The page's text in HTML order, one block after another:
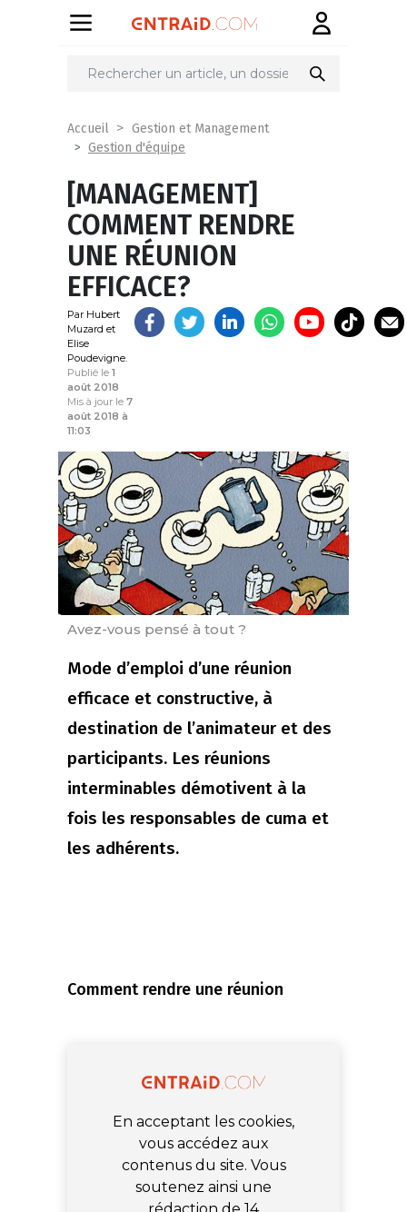
Partager
Accueil
Gestion et Management
Gestion d'équipe
[MANAGEMENT]
COMMENT RENDRE
UNE RÉUNION
EFFICACE?
Par Hubert
Muzard et
Elise
Poudevigne.
Publié le 1
août 2018
Mis à jour le 7
août 2018 à
11:03
Avez-vous pensé à tout ?
Mode d’emploi d’une réunion
efficace et constructive, à
destination de l’animateur et des
participants. Les réunions
interminables démotivent à la
fois les responsables de cuma et
les adhérents.
Comment rendre une réunion
En acceptant les cookies,
vous accédez aux
contenus du site. Vous
soutenez ainsi une